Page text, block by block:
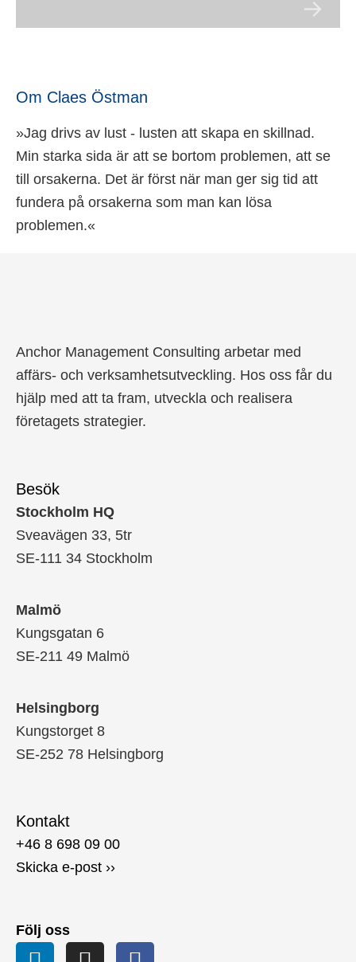
Om Claes Östman
»Jag drivs av lust - lusten att skapa en skillnad.
Min starka sida är att se bortom problemen, att se
till orsakerna. Det är först när man ger sig tid att
fundera på orsakerna som man kan lösa
problemen.«
Anchor Management Consulting arbetar med
affärs- och verksamhetsutveckling. Hos oss får du
hjälp med att ta fram, utveckla och realisera
företagets strategier.
Besök
Stockholm HQ
Sveavägen 33, 5tr
SE-111 34 Stockholm
Malmö
Kungsgatan 6
SE-211 49 Malmö
Helsingborg
Kungstorget 8
SE-252 78 Helsingborg
Kontakt
+46 8 698 09 00
Skicka e-post ››
Följ oss